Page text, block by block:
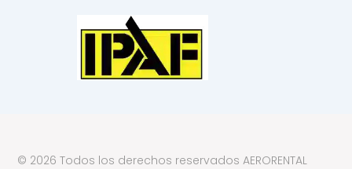
© 2026 Todos los derechos reservados AERORENTAL